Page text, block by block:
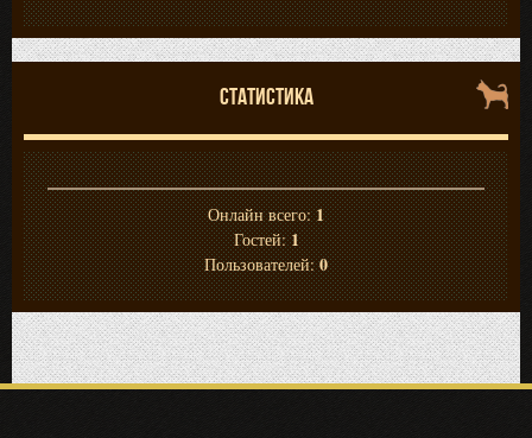
СТАТИСТИКА
Онлайн всего:1
Гостей:1
Пользователей:0